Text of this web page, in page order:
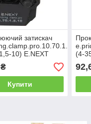
затискач
10) E.NEXT
Купити
(4-